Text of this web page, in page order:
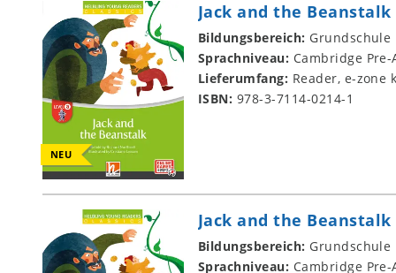
NEU
Jack and the Beanstalk
Bildungsbereich: Grundschule
Sprachniveau: Cambridge
Lieferumfang: Reader, e-zone
ISBN: 978-3-7114-0214-1
Jack and the Beanstalk
Bildungsbereich: Grundschule
Sprachniveau: Cambridge